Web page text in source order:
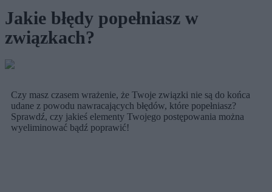
Jakie błędy popełniasz w
związkach?
Czy masz czasem wrażenie, że Twoje związki nie są do końca
udane z powodu nawracających błędów, które popełniasz?
Sprawdź, czy jakieś elementy Twojego postępowania można
wyeliminować bądź poprawić!